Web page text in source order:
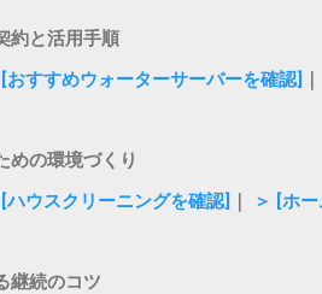
約と活用手順
[おすすめウォーターサーバーを確認]
めの環境づくり
[ハウスクリーニングを確認] ＞ [ホ
継続のコツ